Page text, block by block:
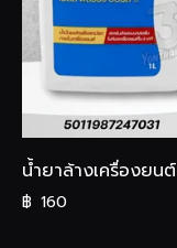
น้ำยาล้างเครื่องยน
฿ 160